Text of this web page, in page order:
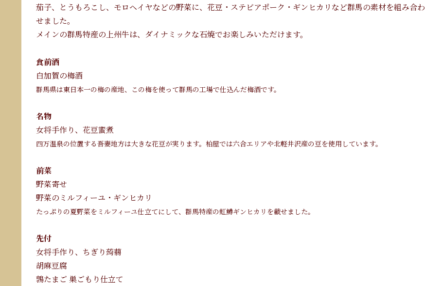
茄子、とうもろこし、モロヘイヤなどの野菜に、花豆・ステビアポーク・ギンヒカリなど群馬の素材を組み合わ
せました。
メインの群馬特産の上州牛は、ダイナミックな石焼でお楽しみいただけます。
食前酒
白加賀の梅酒
群馬県は東日本一の梅の産地、この梅を使って群馬の工場で仕込んだ梅酒です。
名物
女将手作り、花豆蜜煮
四万温泉の位置する吾妻地方は大きな花豆が実ります。柏屋では六合エリアや北軽井沢産の豆を使用しています。
前菜
野菜寄せ
野菜のミルフィーユ・ギンヒカリ
たっぷりの夏野菜をミルフィーユ仕立てにして、群馬特産の虹鱒ギンヒカリを載せました。
先付
女将手作り、ちぎり蒟蒻
胡麻豆腐
鶉たまご 巣ごもり仕立て